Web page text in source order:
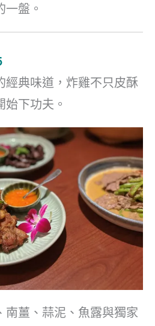
盤。
經典味道，炸雞不只皮酥
下功夫。
南薑、蒜泥、魚露與獨家